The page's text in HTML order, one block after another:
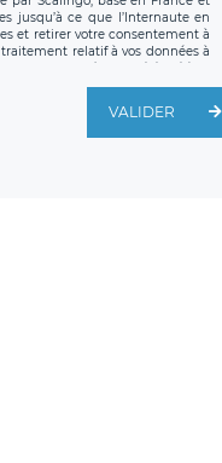
jusqu’à ce que l’Internaute en
et retirer votre consentement à
relatif à vos données à
droits auprès du délégué à la
à l’adresse mail suivante :
d’introduire une réclamation
VALIDER